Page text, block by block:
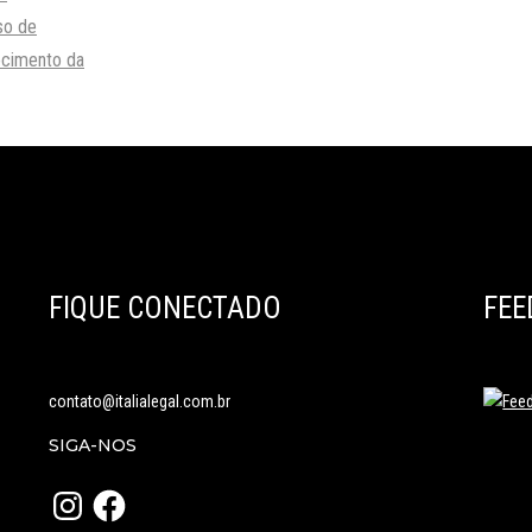
de
da
FIQUE CONECTADO
contato@italialegal.com.br
SIGA-NOS
InstagramFacebook